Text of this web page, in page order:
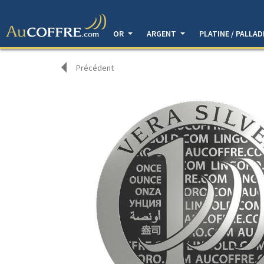
OR ARGENT PLATINE /
Précédent